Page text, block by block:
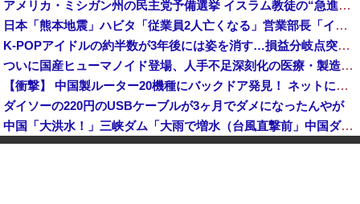
アメリカ・ミシガン州の民主党予備選挙 イスラム教徒の“急進左派”候補が勝利確実に⋯トランプ氏は批判
日本「熊本地震」ハビタ「従業員2人亡くなる」営業部長「イオンのスタッフに制止されなかった」日本「部長が連絡後の店員行動を証言（謎」イオン「再入館可能の事実ない」→
K-POPアイドルの約半数が3年後には姿を消す…損益分岐点突破は4％未満
ついに国産ヒューマノイド登場、人手不足深刻化の医療・製造現場などでの活用想定！
【衝撃】 中国製ルーター20機種にバックドア発見！ ネットに繋ぐだけで35秒ごとに中国のサーバーと通信
ダイソーの220円のUSBケーブルが3ヶ月でダメになったんやが
中国「大洪水！」三峡ダム「大雨で増水（台風直撃前」中国ダム「緊急放流！」中国鉄道「列車が走行中に流される」中国避難所「支援物資は有料です」謎の勢力「え」→
韓国人の対日好感度が過去最高に、「ノージャパン」は終わった？＝ネット「中国より100倍いい」